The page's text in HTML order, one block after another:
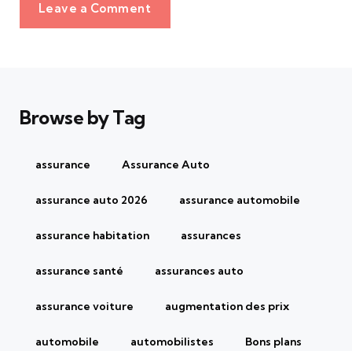
Leave a Comment
Browse by Tag
assurance Assurance Auto
assurance auto 2026 assurance automobile
assurance habitation assurances
assurance santé assurances auto
assurance voiture augmentation des prix
automobile automobilistes Bons plans